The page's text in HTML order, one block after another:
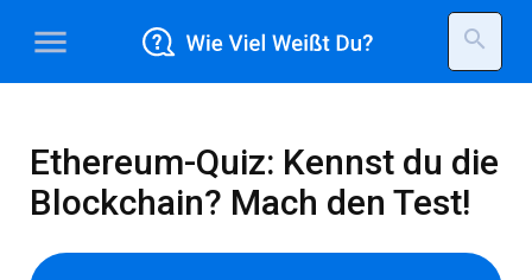
menu search
Ethereum-Quiz: Kennst du die
Blockchain? Mach den Test!